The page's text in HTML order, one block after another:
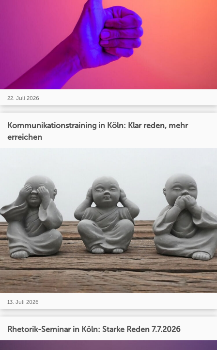
22. Juli 2026
Kommunikationstraining in Köln: Klar reden, mehr
erreichen
13. Juli 2026
Rhetorik-Seminar in Köln: Starke Reden 7.7.2026